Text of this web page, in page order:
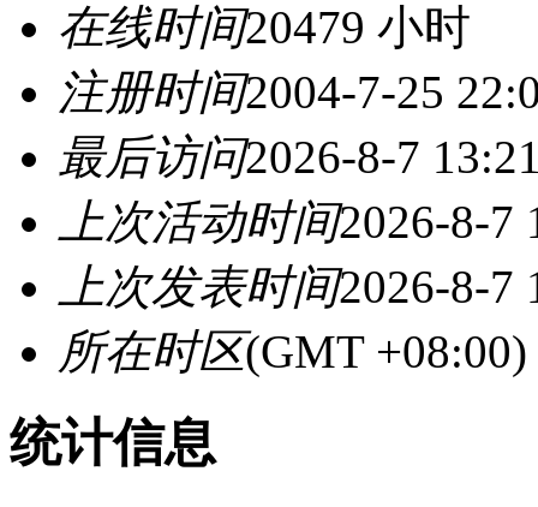
在线时间20479 小时
注册时间2004-7-25
最后访问2026-8-7
上次活动时间2026-8-7
上次发表时间2026-8-7
所在时区(GMT
统计信息